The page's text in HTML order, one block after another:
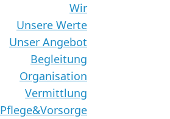
Wir
Unsere Werte
Unser Angebot
Begleitung
Organisation
Vermittlung
Pflege&Vorsorge